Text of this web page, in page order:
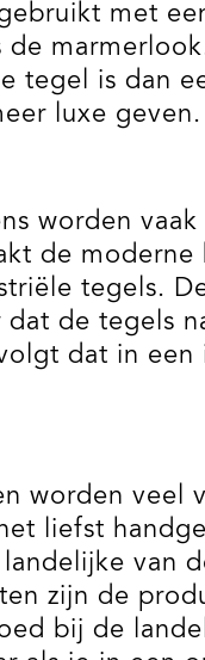
met
tegel is dan
luxe geven.
worden
de
tegels.
de tegels
dat in
worden
liefst
van
zijn de
bij de